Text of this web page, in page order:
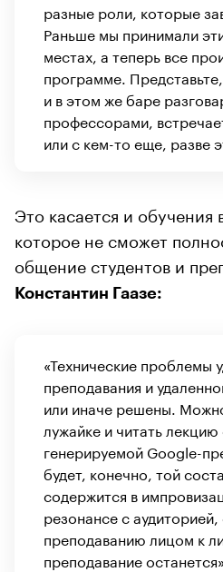
разные роли, которые
Раньше мы принимали
местах, а теперь все
программе.
и в этом же баре
профессорами,
или с кем-то еще, разве
Это касается и обучения
которое не сможет
общение студентов и
Константин Гаазе:
«Технические проблемы
преподавания и
или иначе решены.
лужайке и читать
генерируемой Google-
будет, конечно, той
содержится в
резонансе с
преподаванию лицом к
преподавание останется».